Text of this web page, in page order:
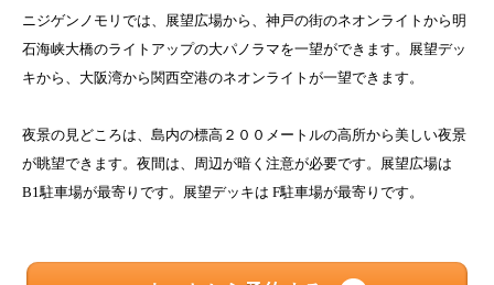
ニジゲンノモリでは、展望広場から、神戸の街のネオンライトから明
石海峡大橋のライトアップの大パノラマを一望ができます。展望デッ
キから、大阪湾から関西空港のネオンライトが一望できます。
夜景の見どころは、島内の標高２００メートルの高所から美しい夜景
が眺望できます。夜間は、周辺が暗く注意が必要です。展望広場は
B1駐車場が最寄りです。展望デッキは F駐車場が最寄りです。